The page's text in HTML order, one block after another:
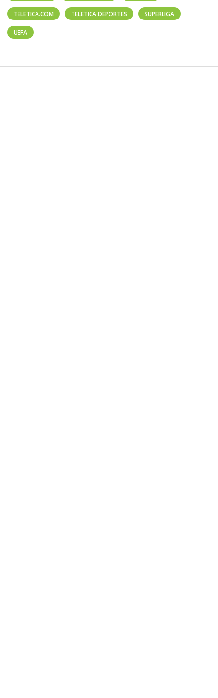
TELETICA.COM TELETICA DEPORTES SUPERLIGA
UEFA